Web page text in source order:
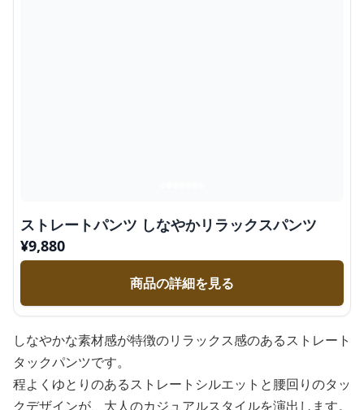
ストレートパンツ しなやかリラックスパンツ
¥9,880
商品の詳細を見る
しなやかな素材感が特徴のリラックス感のあるストレート
タックパンツです。
程よくゆとりのあるストレートシルエットと腰回りのタッ
クデザインが、大人のカジュアルスタイルを演出します。